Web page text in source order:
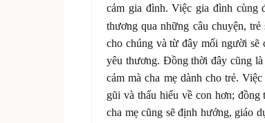
cảm gia đình. Việc gia đình cùng
thương qua những câu chuyện,
cho chúng và từ đây mối người sẽ
yêu thương. Đồng thời đây cũng
cảm mà cha mẹ dành cho trẻ.
gũi và thấu hiểu về con hơn; đồng
cha mẹ cũng sẽ định hướng, giáo